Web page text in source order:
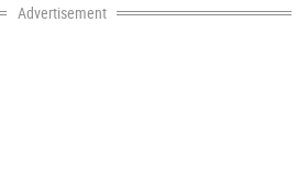
Advertisement